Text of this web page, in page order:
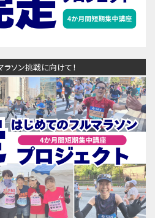
ソン挑戦に向けて！